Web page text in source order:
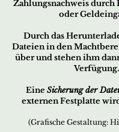
Zahlungsnachweis
oder
Durch das
Dateien in den
über und stehen ihm
Verfügung.
Eine Sicherung der
externen Festplatte
(Grafische Gestaltung: